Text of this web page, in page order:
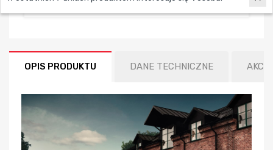
OPIS PRODUKTU DANE TECHNICZNE